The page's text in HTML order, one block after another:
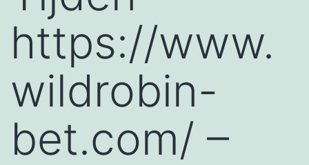
https://www.
wildrobin-
bet.com/ –